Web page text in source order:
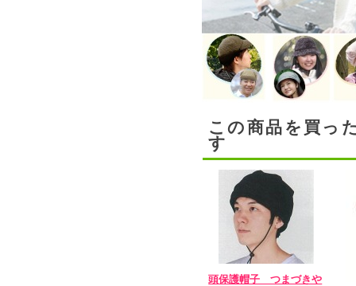
この商品を買っ
す
頭保護帽子 つまづきや